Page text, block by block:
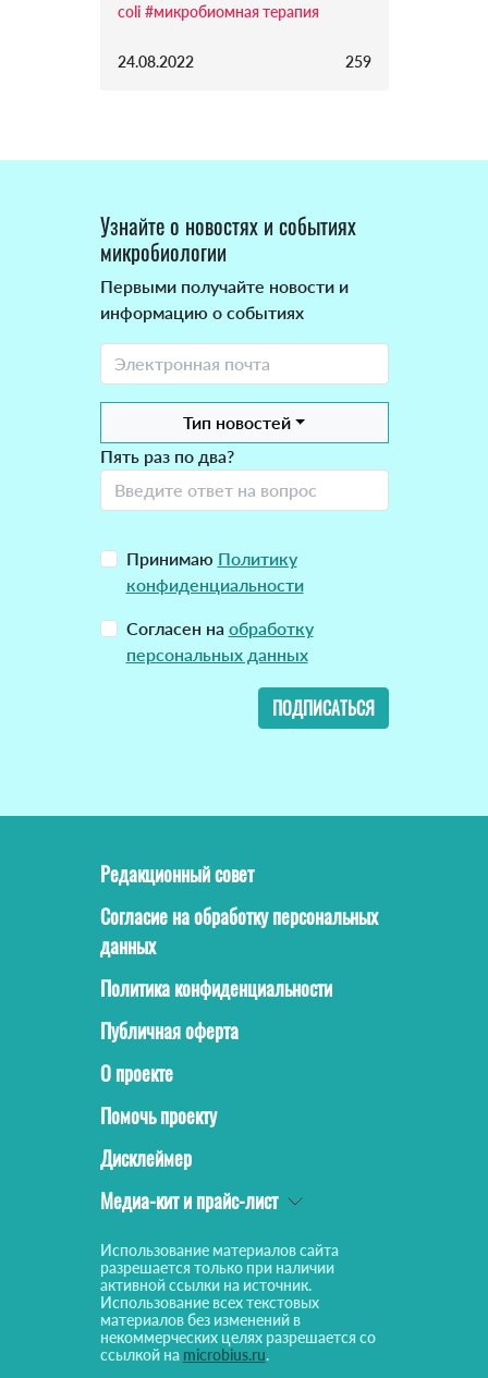
coli #микробиомная терапия
24.08.2022 259
Узнайте о новостях и событиях
микробиологии
Первыми получайте новости и
информацию о событиях
Тип новостей
Пять раз по два?
Принимаю Политику
конфиденциальности
Согласен на обработку
персональных данных
ПОДПИСАТЬСЯ
Редакционный совет
Согласие на обработку персональных
данных
Политика конфиденциальности
Публичная оферта
О проекте
Помочь проекту
Дисклеймер
Медиа-кит и прайс-лист
Использование материалов сайта
разрешается только при наличии
активной ссылки на источник.
Использование всех текстовых
материалов без изменений в
некоммерческих целях разрешается со
ссылкой на microbius.ru.